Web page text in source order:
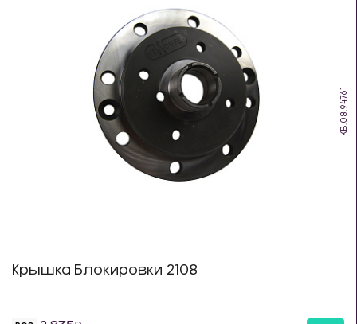
KB.08.94761
Крышка Блокировки 2108